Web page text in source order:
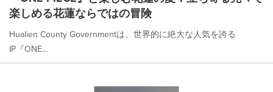
楽しめる花蓮ならではの冒険
Hualien County Governmentは、世界的に絶大な人気を誇る
IP『ONE...